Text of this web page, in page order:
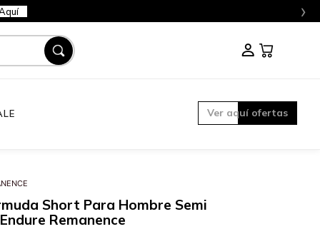
›
Ver aquí ofertas
Short Para Hombre Semi
Remanence